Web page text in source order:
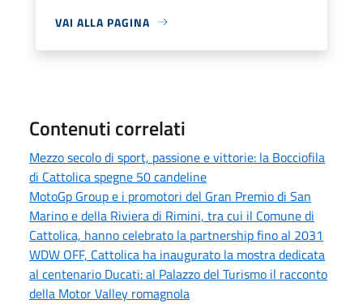
VAI ALLA PAGINA
Contenuti correlati
Mezzo secolo di sport, passione e vittorie: la Bocciofila
di Cattolica spegne 50 candeline
MotoGp Group e i promotori del Gran Premio di San
Marino e della Riviera di Rimini, tra cui il Comune di
Cattolica, hanno celebrato la partnership fino al 2031
WDW OFF, Cattolica ha inaugurato la mostra dedicata
al centenario Ducati: al Palazzo del Turismo il racconto
della Motor Valley romagnola